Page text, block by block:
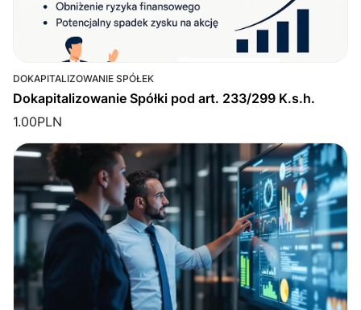
DOKAPITALIZOWANIE SPÓŁEK
Dokapitalizowanie Spółki pod art. 233/299 K.s.h.
1.00PLN